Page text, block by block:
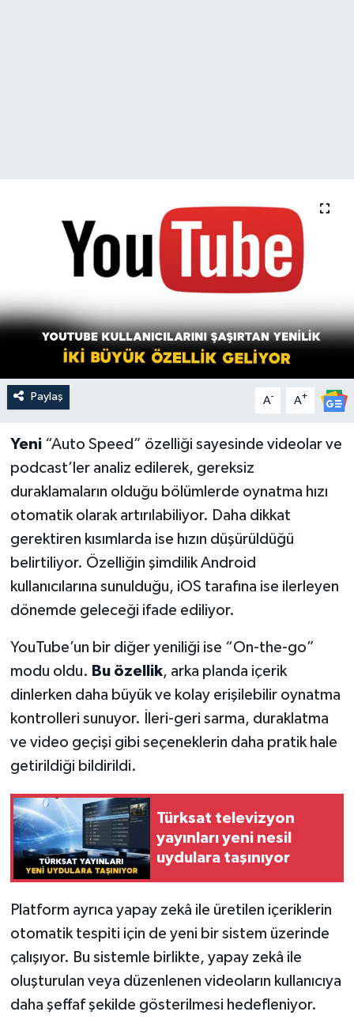
Paylaş A- A+
Yeni“Auto Speed” özelliği sayesinde videolar ve
podcast’ler analiz edilerek, gereksiz
duraklamaların olduğu bölümlerde oynatma hızı
otomatik olarak artırılabiliyor. Daha dikkat
gerektiren kısımlarda ise hızın düşürüldüğü
belirtiliyor. Özelliğin şimdilik Android
kullanıcılarına sunulduğu, iOS tarafına ise ilerleyen
dönemde geleceği ifade ediliyor.
YouTube’un bir diğer yeniliği ise “On-the-go”
modu oldu. Bu özellik, arka planda içerik
dinlerken daha büyük ve kolay erişilebilir oynatma
kontrolleri sunuyor. İleri-geri sarma, duraklatma
ve video geçişi gibi seçeneklerin daha pratik hale
getirildiği bildirildi.
Türksat televizyon
yayınları yeni nesil
uydulara taşınıyor
Platform ayrıca yapay zekâ ile üretilen içeriklerin
otomatik tespiti için de yeni bir sistem üzerinde
çalışıyor. Bu sistemle birlikte, yapay zekâ ile
oluşturulan veya düzenlenen videoların kullanıcıya
daha şeffaf şekilde gösterilmesi hedefleniyor.